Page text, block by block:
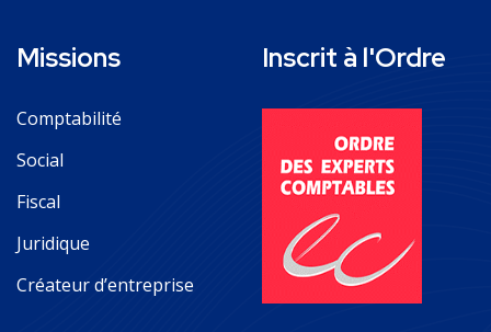
Missions
Comptabilité
Social
Fiscal
Juridique
Créateur d’entreprise
Inscrit à l'Ordre